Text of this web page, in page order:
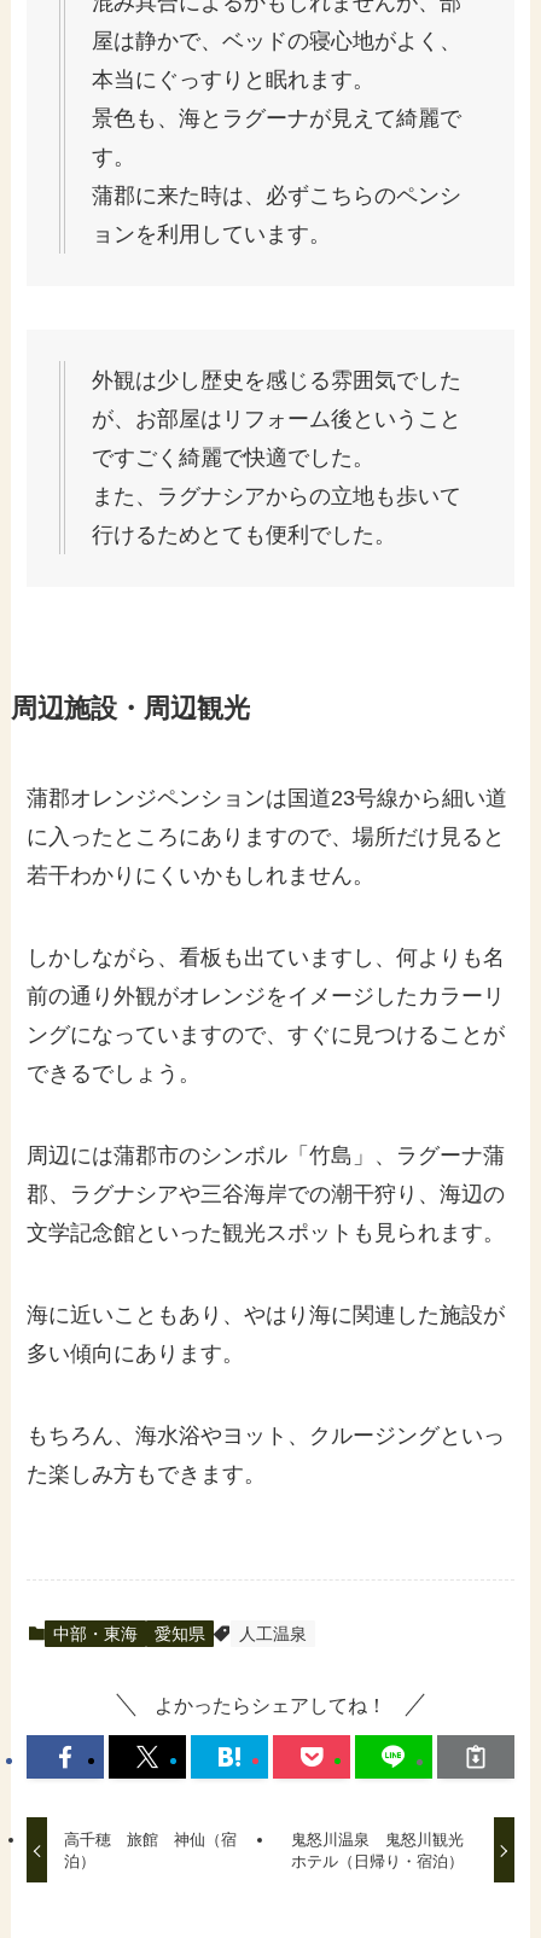
屋は静かで、ベッドの寝心地がよく、
本当にぐっすりと眠れます。
景色も、海とラグーナが見えて綺麗で
す。
蒲郡に来た時は、必ずこちらのペンシ
ョンを利用しています。
外観は少し歴史を感じる雰囲気でした
が、お部屋はリフォーム後ということ
ですごく綺麗で快適でした。
また、ラグナシアからの立地も歩いて
行けるためとても便利でした。
周辺施設・周辺観光
蒲郡オレンジペンションは国道23号線から細い道
に入ったところにありますので、場所だけ見ると
若干わかりにくいかもしれません。
しかしながら、看板も出ていますし、何よりも名
前の通り外観がオレンジをイメージしたカラーリ
ングになっていますので、すぐに見つけることが
できるでしょう。
周辺には蒲郡市のシンボル「竹島」、ラグーナ蒲
郡、ラグナシアや三谷海岸での潮干狩り、海辺の
文学記念館といった観光スポットも見られます。
海に近いこともあり、やはり海に関連した施設が
多い傾向にあります。
もちろん、海水浴やヨット、クルージングといっ
た楽しみ方もできます。
中部・東海 愛知県 人工温泉
よかったらシェアしてね！
高千穂 旅館 神仙（宿
泊）
鬼怒川温泉 鬼怒川観光
ホテル（日帰り・宿泊）